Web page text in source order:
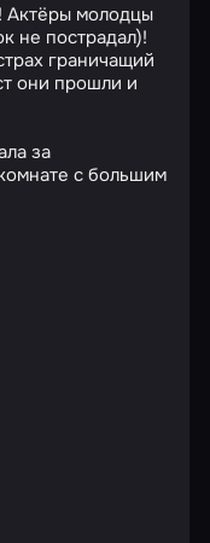
Актёры молодцы
не пострадал)!
граничащий
они прошли и
за
с большим